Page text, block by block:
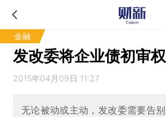
金融
发改委将企业债初审
2015年04月09日 11:27
无论被动或主动，发改委需要告